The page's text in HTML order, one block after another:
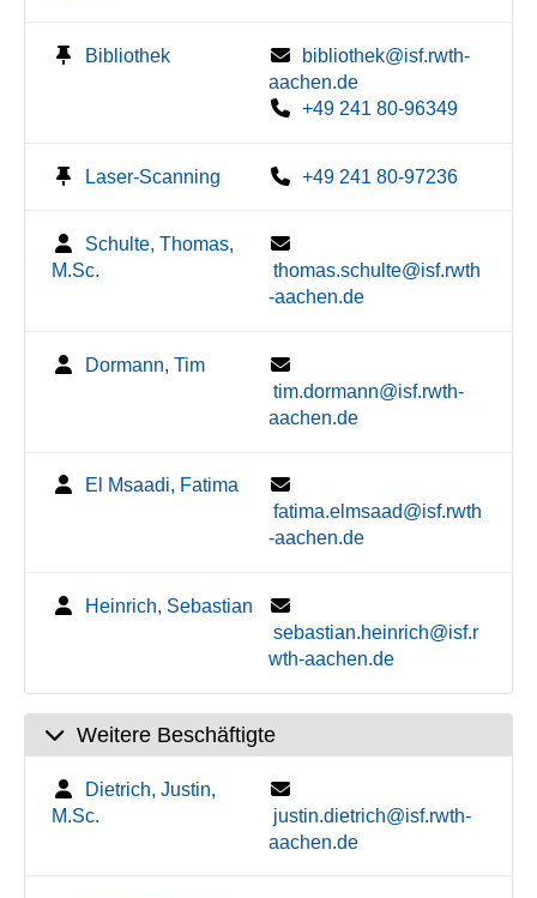
Bibliothek
bibliothek@isf.rwth-
aachen.de
+49 241 80-96349
Laser-Scanning +49 241 80-97236
Schulte, Thomas,
M.Sc.
thomas.schulte@isf.rwth
-aachen.de
Dormann, Tim
tim.dormann@isf.rwth-
aachen.de
El Msaadi, Fatima
fatima.elmsaad@isf.rwth
-aachen.de
Heinrich, Sebastian
sebastian.heinrich@isf.r
wth-aachen.de
Weitere Beschäftigte
Dietrich, Justin,
M.Sc.
justin.dietrich@isf.rwth-
aachen.de